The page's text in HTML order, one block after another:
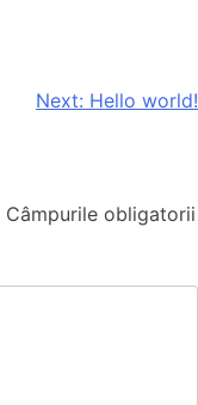
Next: Hello world!
Câmpurile obligatorii